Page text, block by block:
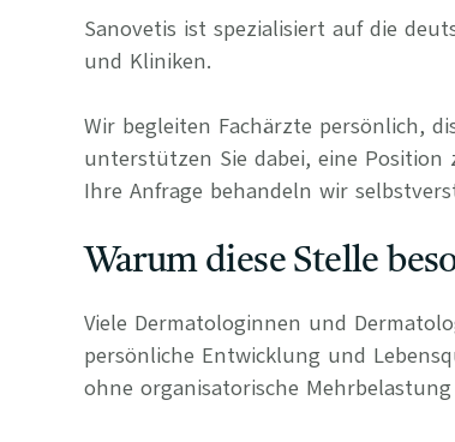
Sanovetis ist spezialisiert auf die
und Kliniken.
Wir begleiten Fachärzte persönlich,
unterstützen Sie dabei, eine
Ihre Anfrage behandeln wir
Warum diese Stelle
Viele Dermatologinnen und
persönliche Entwicklung und
ohne organisatorische